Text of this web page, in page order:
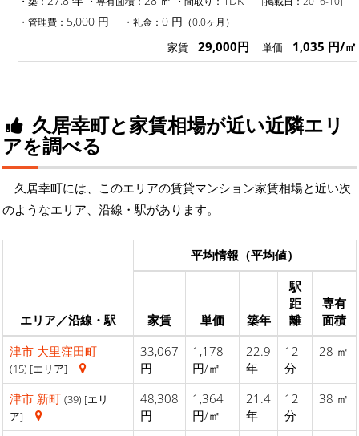
・管理費： 5,000 円 ・礼金： 0 円 （0.0ヶ月）
家賃 29,000円 単価 1,035 円/㎡
久居幸町と家賃相場が近い近隣エリ
アを調べる
久居幸町には、このエリアの賃貸マンション家賃相場と近い次
のようなエリア、沿線・駅があります。
エリア／沿線・駅
平均情報（平均値）
家賃 単価 築年
駅
距
離
専有
面積
津市 大里窪田町
(15) [エリア]
33,067
円
1,178
円/㎡
22.9
年
12
分
28 ㎡
津市 新町 (39) [エリ
ア]
48,308
円
1,364
円/㎡
21.4
年
12
分
38 ㎡